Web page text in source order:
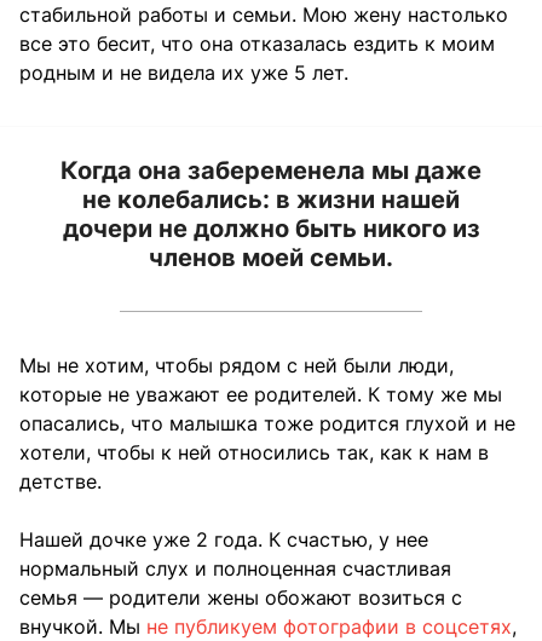
стабильной работы и семьи. Мою жену настолько
все это бесит, что она отказалась ездить к моим
родным и не видела их уже 5 лет.
Когда она забеременела мы даже
не колебались: в жизни нашей
дочери не должно быть никого из
членов моей семьи.
Мы не хотим, чтобы рядом с ней были люди,
которые не уважают ее родителей. К тому же мы
опасались, что малышка тоже родится глухой и не
хотели, чтобы к ней относились так, как к нам в
детстве.
Нашей дочке уже 2 года. К счастью, у нее
нормальный слух и полноценная счастливая
семья — родители жены обожают возиться с
внучкой. Мы не публикуем фотографии в соцсетях,